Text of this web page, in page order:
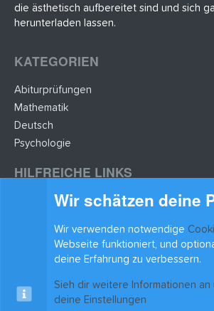
die ästhetisch aufbereitet sind und sich
herunterladen lassen.
KATEGORIEN
Abiturprüfungen
Mathematik
Deutsch
Psychologie
HILFREICHE LINKS
Lernzettel hochladen
BLEIB AUF DEM LAUFENDEN
Wir schätzen deine
Wir verwenden notwendige
Webseite funktioniert, und
deine Erfahrung zu verbessern.
Sieh dir weitere Informationen
deine Einstellungen